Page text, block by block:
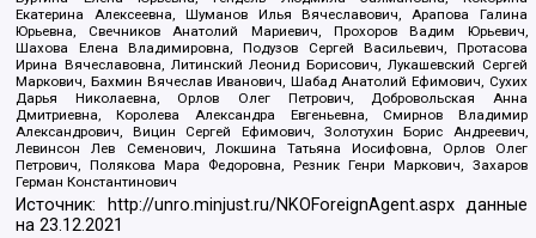
Екатерина Алексеевна, Шуманов Илья Вячеславович, Арапова Галина
Юрьевна, Свечников Анатолий Мариевич, Прохоров Вадим Юрьевич,
Шахова Елена Владимировна, Подузов Сергей Васильевич, Протасова
Ирина Вячеславовна, Литинский Леонид Борисович, Лукашевский Сергей
Маркович, Бахмин Вячеслав Иванович, Шабад Анатолий Ефимович, Сухих
Дарья Николаевна, Орлов Олег Петрович, Добровольская Анна
Дмитриевна, Королева Александра Евгеньевна, Смирнов Владимир
Александрович, Вицин Сергей Ефимович, Золотухин Борис Андреевич,
Левинсон Лев Семенович, Локшина Татьяна Иосифовна, Орлов Олег
Петрович, Полякова Мара Федоровна, Резник Генри Маркович, Захаров
Герман Константинович
Источник: http://unro.minjust.ru/NKOForeignAgent.aspxданные
на23.12.2021